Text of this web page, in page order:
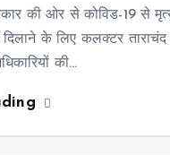
की ओर से कोविड-19 से
दिलाने के लिए कलक्टर ताराचंद
की…